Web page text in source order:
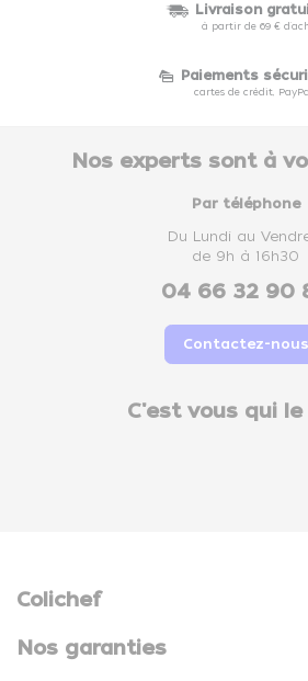
Livraison
à partir de 69 €
Paiements
cartes de crédit,
Nos experts sont à
Par téléphone
Du Lundi au
de 9h à 16h30
04 66 32 90
Contactez-nous
C'est vous qui
Colichef
Nos garanties